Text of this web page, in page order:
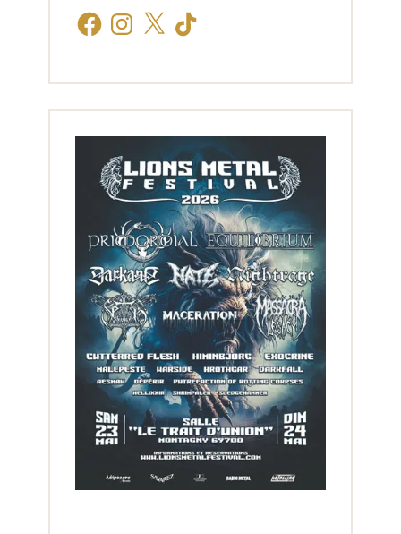
FacebookInstagram
X TikTok